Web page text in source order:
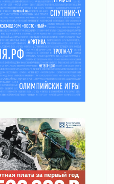
нашли в Кировском
как
клеща
новых почетных
области
жизни»
подготовку